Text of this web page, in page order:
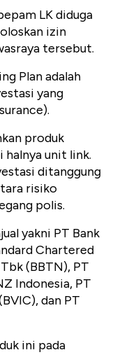
LK diduga
izin
tersebut.
Plan adalah
yang
produk
halnya unit link.
ditanggung
risiko
polis.
yakni PT Bank
Chartered
(BBTN), PT
Indonesia, PT
dan PT
ini pada